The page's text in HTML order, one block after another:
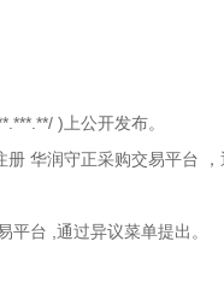
)上公开发布。
册 华润守正采购交易平台
平台 ,通过异议菜单提出。